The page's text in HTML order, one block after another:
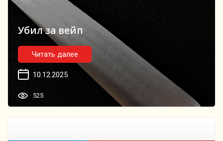
Убил за вейп
Читать далее
10.12.2025
525